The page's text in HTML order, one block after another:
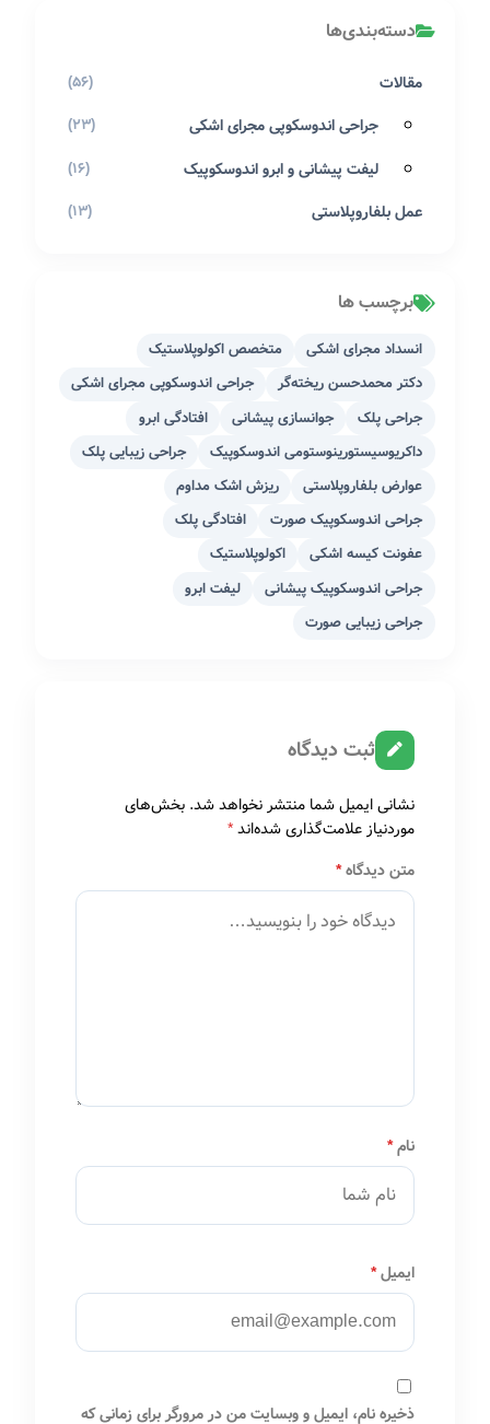
دسته‌بندی‌ها
مقالات (56)
جراحی اندوسکوپی مجرای اشکی (23)
لیفت پیشانی و ابرو اندوسکوپیک (16)
عمل بلفاروپلاستی (13)
برچسب ها
انسداد مجرای اشکی
متخصص اکولوپلاستیک
دکتر محمدحسن ریخته‌گر
جراحی اندوسکوپی مجرای اشکی
جراحی پلک
جوانسازی پیشانی
افتادگی ابرو
داکریوسیستورینوستومی اندوسکوپیک
جراحی زیبایی پلک
عوارض بلفاروپلاستی
ریزش اشک مداوم
جراحی اندوسکوپیک صورت
افتادگی پلک
عفونت کیسه اشکی
اکولوپلاستیک
جراحی اندوسکوپیک پیشانی
لیفت ابرو
جراحی زیبایی صورت
ثبت دیدگاه
نشانی ایمیل شما منتشر نخواهد شد. بخش‌های
موردنیاز علامت‌گذاری شده‌اند*
متن دیدگاه*
نام*
ایمیل*
ذخیره نام، ایمیل و وبسایت من در مرورگر برای زمانی که